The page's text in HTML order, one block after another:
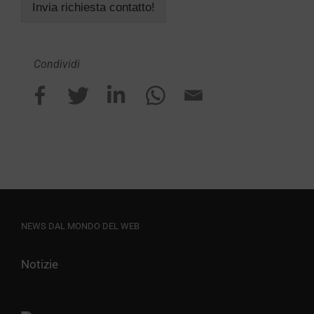
Invia richiesta contatto!
Condividi
NEWS DAL MONDO DEL WEB
Notizie